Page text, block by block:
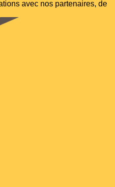
avec nos partenaires, de